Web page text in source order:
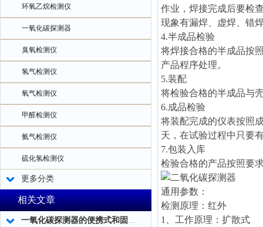
环氧乙烷检测仪
一氧化碳探测器
臭氧检测仪
氢气检测仪
氧气检测仪
甲醛检测仪
氨气检测仪
硫化氢检测仪
更多分类
相关文章
一氧化碳探测器的便携式和固定式在技术指标方面有什么不同？一看就懂！
作业，焊接完成后要检
现象有漏焊、虚焊、错
4.半成品检验
将焊接合格的半成品按
产品程序处理。
5.装配
将检验合格的半成品与
6.成品检验
将装配完成的仪表按照
天，在试验过程中只要
7.包装入库
检验合格的产品按照要
通用参数：
检测原理：红外
1、工作原理：扩散式